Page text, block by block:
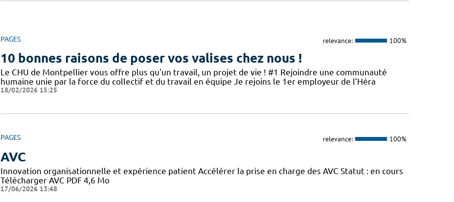
PAGES relevance: 100%
10 bonnes raisons de poser vos valises chez nous !
Le CHU de Montpellier vous offre plus qu’un travail, un projet de vie ! #1 Rejoindre une communauté
humaine unie par la force du collectif et du travail en équipe Je rejoins le 1er employeur de l’Héra
18/02/2026 15:25
PAGES relevance: 100%
AVC
Innovation organisationnelle et expérience patient Accélérer la prise en charge des AVC Statut : en cours
Télécharger AVC PDF 4,6 Mo
17/06/2026 13:48